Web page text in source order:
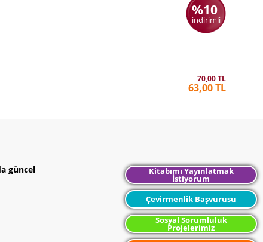
%10
indirimli
70,00 TL
63,00 TL
güncel Kitabımı Yayınlatmak
İstiyorum
Çevirmenlik Başvurusu
Sosyal Sorumluluk
Projelerimiz